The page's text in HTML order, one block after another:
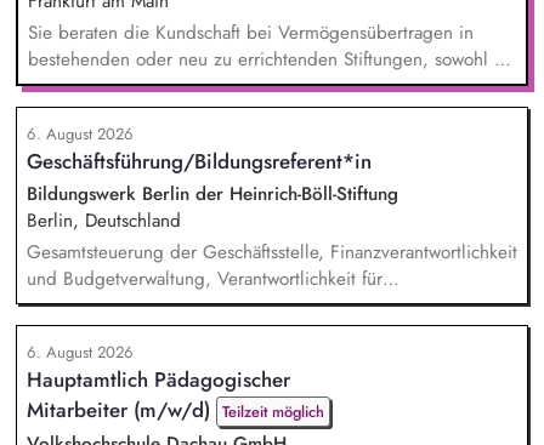
Sie beraten die Kundschaft bei Vermögensübertragen in
bestehenden oder neu zu errichtenden Stiftungen, sowohl zu
Lebzeiten als auch im Rahmen der Nachlassplanung. Sie
übernehmen eigenverantwortlich alle relevanten Aufgaben
bei der Testamentsvollstreckung und Nachlassverwaltung. Sie
wirken aktiv an Werbemaßnahmen im Stiftungs- und
Nachlassmanagement mit, auch in kreativer Hinsicht.
6. August 2026
Geschäftsführung/Bildungsreferent*in
Bildungswerk Berlin der Heinrich-Böll-Stiftung
Berlin, Deutschland
Gesamtsteuerung der Geschäftsstelle, Finanzverantwortlichkeit
und Budgetverwaltung, Verantwortlichkeit für
Zuwendungsanträge, Verwendungsnachweise und
Sachberichte für unterschiedliche Zuwendungsgeber,
Kommunikation mit Zuwendungsgebern, Personalführung
(Personalfürsorge, Mitarbeiter*innengespräche), Entwicklung
von Leitlinien des Bildungsprogramms, Gremien- und
politische Vernetzungsarbeit...
6. August 2026
Hauptamtlich Pädagogischer
Mitarbeiter (m/w/d) Teilzeit möglich